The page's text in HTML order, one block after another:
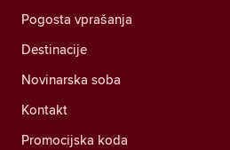
Pogosta vprašanja
Destinacije
Novinarska soba
Kontakt
Promocijska koda